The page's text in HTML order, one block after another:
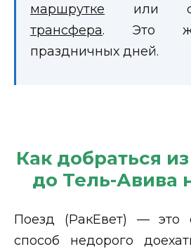
маршрутке или с
трансфера. Это же
праздничных дней.
Как добраться
до Тель-Авива
Поезд (РакЕвет) — это
способ недорого